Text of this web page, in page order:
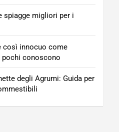
spiagge migliori per i
così innocuo come
pochi conoscono
degli Agrumi: Guida per